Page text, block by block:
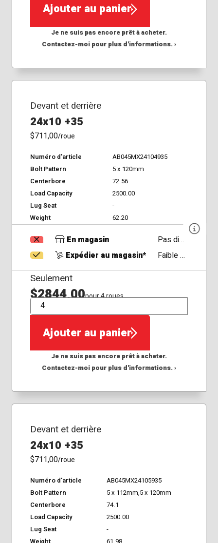
Ajouter au panier
Je ne suis pas encore prêt à acheter.
Contactez-moi pour plus d'informations. ›
Devant et derrière
24x10 +35
$711,00/roue
Numéro d'article
AB045MX24104935
Bolt Pattern
5 x 120mm
Centerbore
72.56
Load Capacity
2500.00
Lug Seat
-
Weight
62.20
En magasin
Pas disponible
Expédier au magasin*
Faible Disponibilité
Seulement
$2844,00pour 4 roues
QTÉ
Ajouter au panier
Je ne suis pas encore prêt à acheter.
Contactez-moi pour plus d'informations. ›
Devant et derrière
24x10 +35
$711,00/roue
Numéro d'article
AB045MX24105935
Bolt Pattern
5 x 112mm,5 x 120mm
Centerbore
74.1
Load Capacity
2500.00
Lug Seat
-